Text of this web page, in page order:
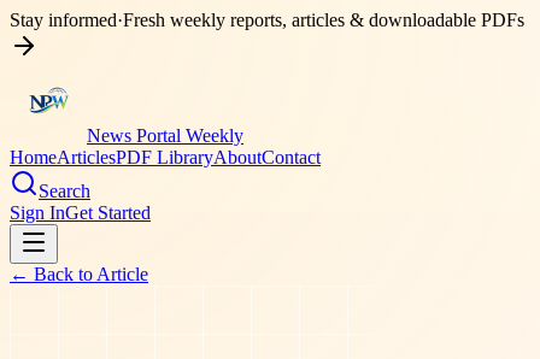
Stay informed·Fresh weekly reports, articles & downloadable PDFs
News Portal Weekly
HomeArticlesPDF LibraryAboutContact
Search
Sign InGet Started
← Back to Article